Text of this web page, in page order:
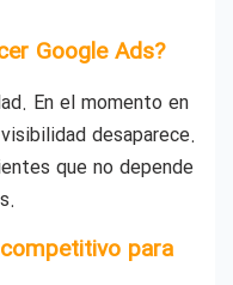
Google Ads?
En el momento en
desaparece.
que no depende
para